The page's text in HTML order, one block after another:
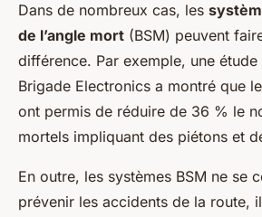
Dans de nombreux cas, les
de l’angle mort (BSM) peuvent
différence. Par exemple, une étude
Brigade Electronics a montré que
ont permis de réduire de 36 % le
mortels impliquant des piétons et
En outre, les systèmes BSM ne se
prévenir les accidents de la route,